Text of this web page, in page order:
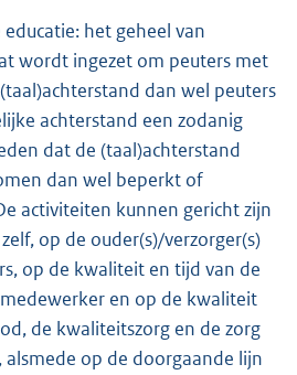
educatie: het geheel van
wordt ingezet om peuters met
dan wel peuters
achterstand een zodanig
dat de (taal)achterstand
dan wel beperkt of
activiteiten kunnen gericht zijn
op de ouder(s)/verzorger(s)
op de kwaliteit en tijd van de
en op de kwaliteit
de kwaliteitszorg en de zorg
alsmede op de doorgaande lijn